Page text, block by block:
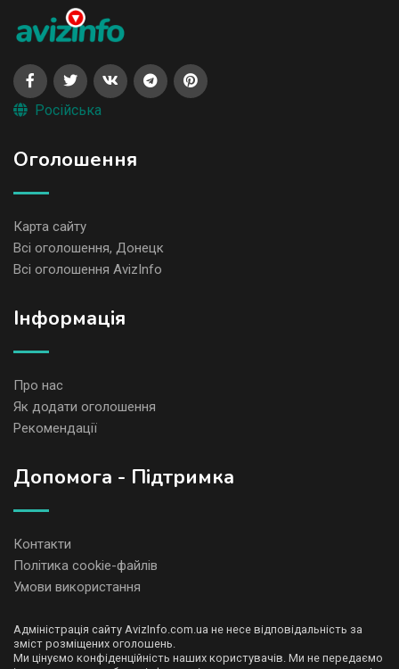
Російська
Оголошення
Карта сайту
Всі оголошення, Донецк
Всі оголошення AvizInfo
Iнформація
Про нас
Як додати оголошення
Рекомендації
Допомога - Підтримка
Контакти
Політика cookie-файлів
Умови використання
Адміністрація сайту AvizInfo.com.ua не несе відповідальність за
зміст розміщених оголошень.
Ми цінуємо конфіденційність наших користувачів. Ми не передаємо